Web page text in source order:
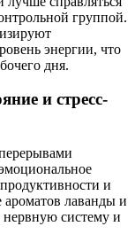
группой.
энергии, что
дня.
и стресс-
и
ароматов лаванды и
нервную систему и